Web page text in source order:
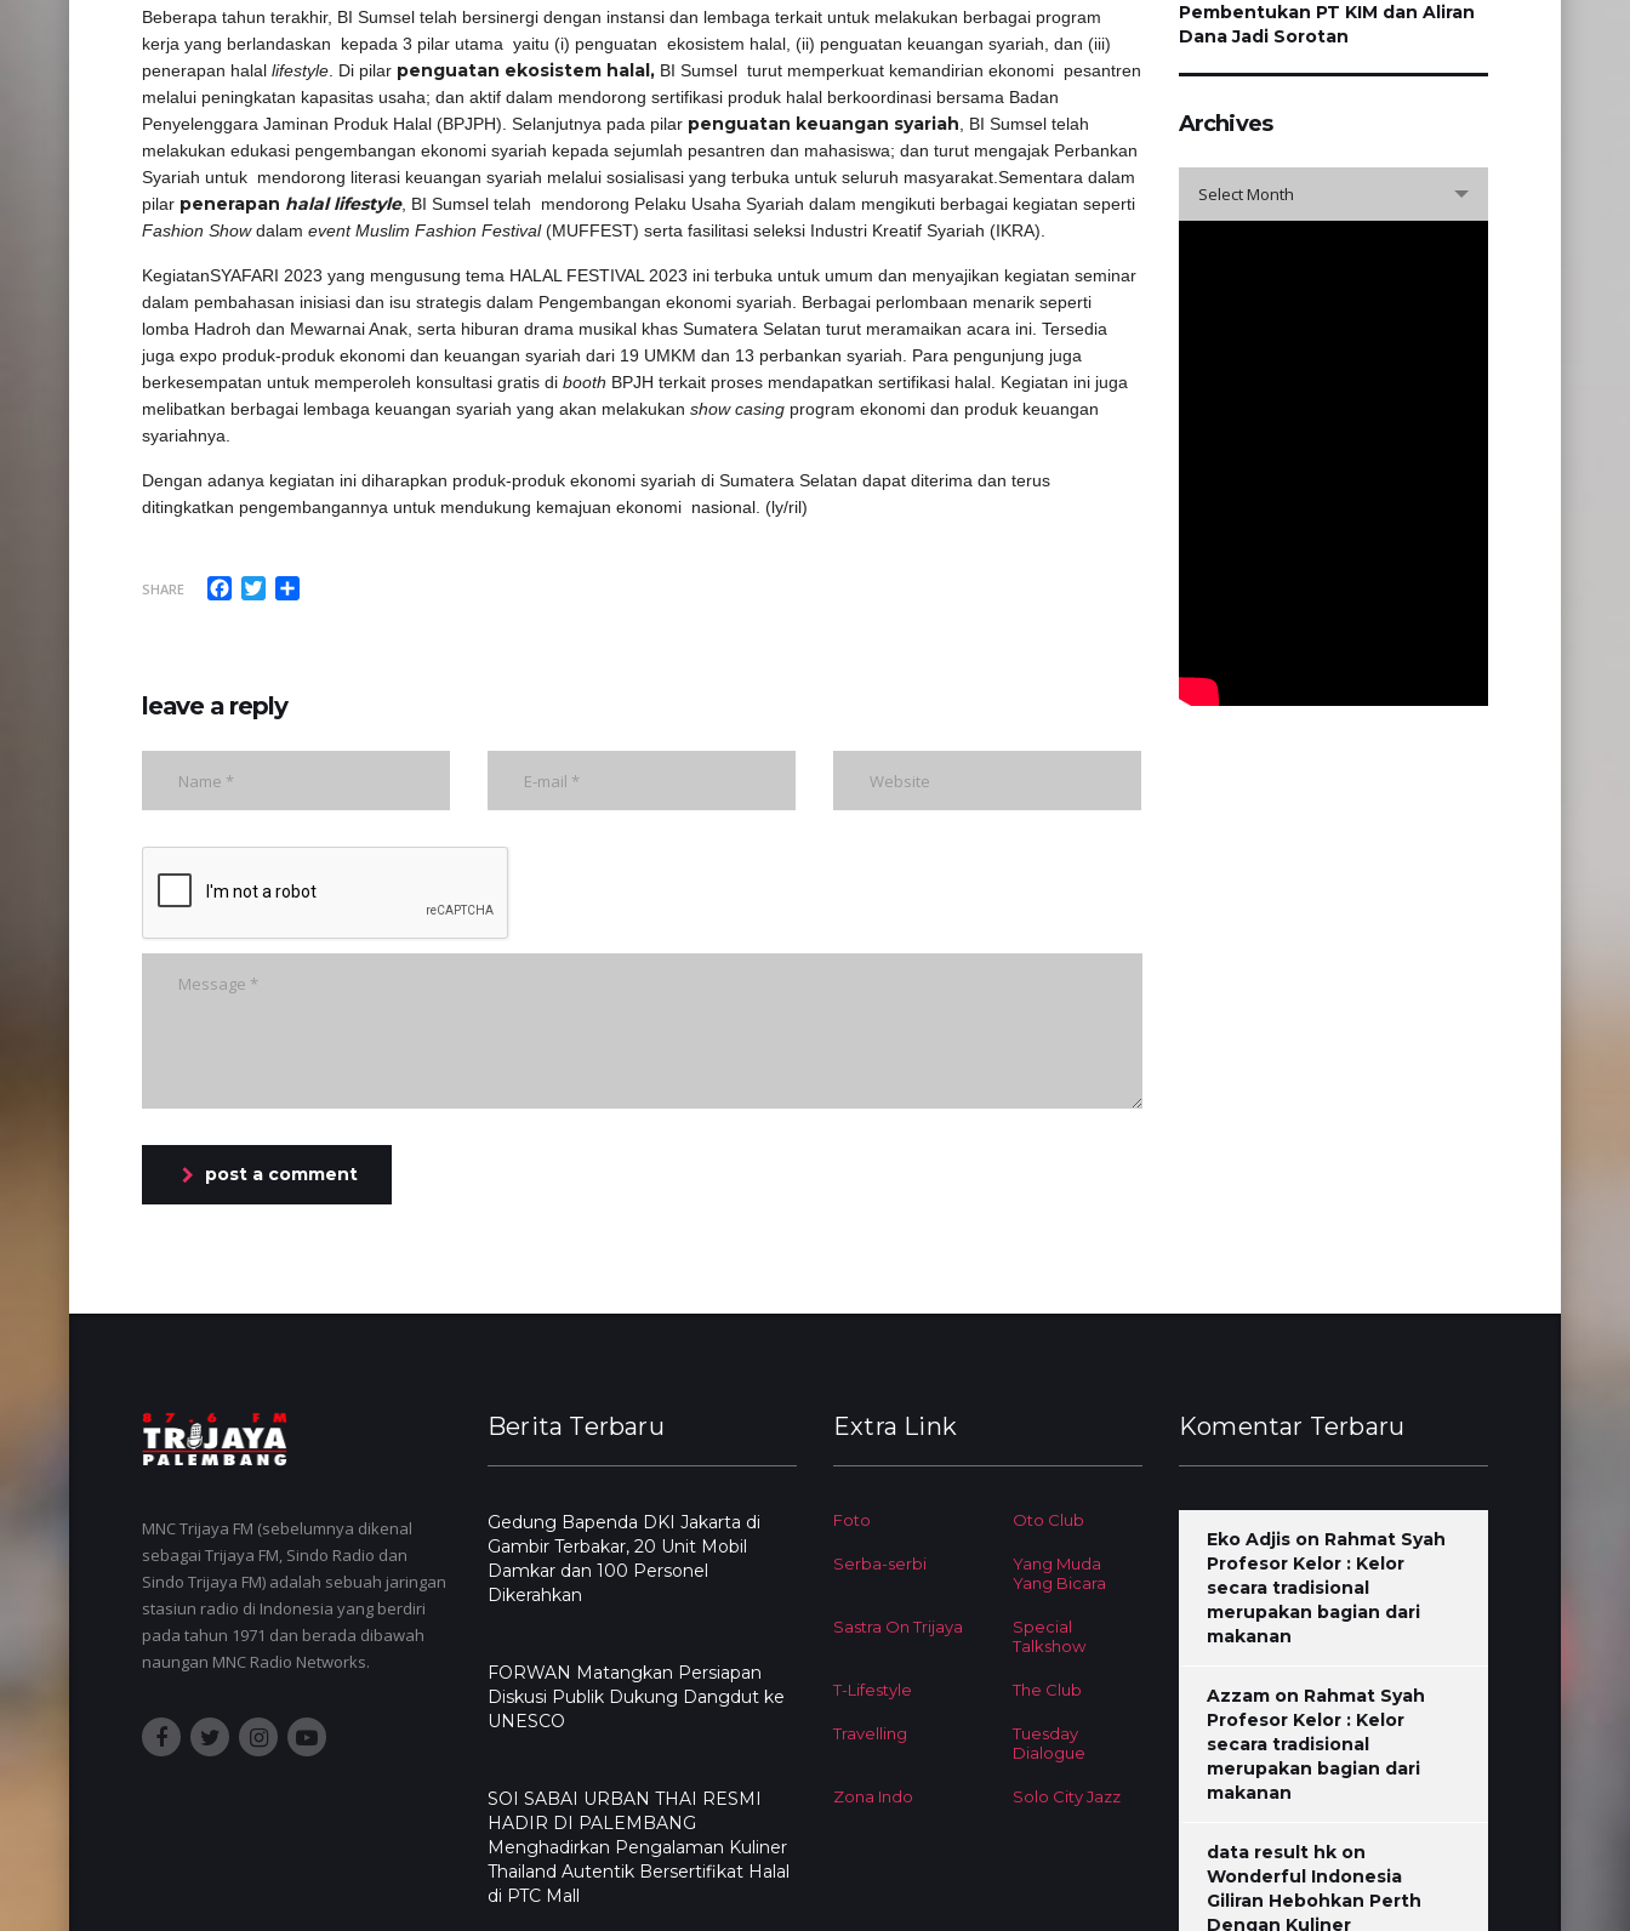
Beberapa tahun terakhir, BI Sumsel telah bersinergi dengan instansi dan lembaga terkait untuk melakukan berbagai program
kerja yang berlandaskan kepada 3 pilar utama yaitu (i) penguatan ekosistem halal, (ii) penguatan keuangan syariah, dan (iii)
penerapan halal lifestyle . Di pilar penguatan ekosistem halal, BI Sumsel turut memperkuat kemandirian ekonomi pesantren
melalui peningkatan kapasitas usaha; dan aktif dalam mendorong sertifikasi produk halal berkoordinasi bersama Badan
Penyelenggara Jaminan Produk Halal (BPJPH). Selanjutnya pada pilar penguatan keuangan syariah , BI Sumsel telah
melakukan edukasi pengembangan ekonomi syariah kepada sejumlah pesantren dan mahasiswa; dan turut mengajak Perbankan
Syariah untuk mendorong literasi keuangan syariah melalui sosialisasi yang terbuka untuk seluruh masyarakat.Sementara dalam
pilar penerapan halal lifestyle, BI Sumsel telah mendorong Pelaku Usaha Syariah dalam mengikuti berbagai kegiatan seperti
Fashion Showdalam event Muslim Fashion Festival(MUFFEST) serta fasilitasi seleksi Industri Kreatif Syariah (IKRA).
KegiatanSYAFARI 2023 yang mengusung tema HALAL FESTIVAL 2023 ini terbuka untuk umum dan menyajikan kegiatan seminar
dalam pembahasan inisiasi dan isu strategis dalam Pengembangan ekonomi syariah. Berbagai perlombaan menarik seperti
lomba Hadroh dan Mewarnai Anak, serta hiburan drama musikal khas Sumatera Selatan turut meramaikan acara ini. Tersedia
juga expo produk-produk ekonomi dan keuangan syariah dari 19 UMKM dan 13 perbankan syariah. Para pengunjung juga
berkesempatan untuk memperoleh konsultasi gratis di booth BPJH terkait proses mendapatkan sertifikasi halal. Kegiatan ini juga
melibatkan berbagai lembaga keuangan syariah yang akan melakukan show casing program ekonomi dan produk keuangan
syariahnya.
Dengan adanya kegiatan ini diharapkan produk-produk ekonomi syariah di Sumatera Selatan dapat diterima dan terus
ditingkatkan pengembangannya untuk mendukung kemajuan ekonomi nasional. (ly/ril)
SHARE Facebook
Twitter
leave a reply
post a comment
Pembentukan PT KIM dan Aliran
Dana Jadi Sorotan
Archives
Select Month
MNC Trijaya FM (sebelumnya dikenal
sebagai Trijaya FM, Sindo Radio dan
Sindo Trijaya FM) adalah sebuah jaringan
stasiun radio di Indonesia yang berdiri
pada tahun 1971 dan berada dibawah
naungan MNC Radio Networks.
Berita Terbaru
Gedung Bapenda DKI Jakarta di
Gambir Terbakar, 20 Unit Mobil
Damkar dan 100 Personel
Dikerahkan
FORWAN Matangkan Persiapan
Diskusi Publik Dukung Dangdut ke
UNESCO
SOI SABAI URBAN THAI RESMI
HADIR DI PALEMBANG
Menghadirkan Pengalaman Kuliner
Thailand Autentik Bersertifikat Halal
di PTC Mall
Extra Link
Foto Oto Club
Serba-serbi
Yang Muda
Yang Bicara
Sastra On Trijaya
Special
Talkshow
T-Lifestyle The Club
Travelling
Tuesday
Dialogue
Zona Indo Solo City Jazz
Komentar Terbaru
Eko Adjis on Rahmat Syah
Profesor Kelor : Kelor
secara tradisional
merupakan bagian dari
makanan
Azzam on Rahmat Syah
Profesor Kelor : Kelor
secara tradisional
merupakan bagian dari
makanan
data result hk on
Wonderful Indonesia
Giliran Hebohkan Perth
Dengan Kuliner